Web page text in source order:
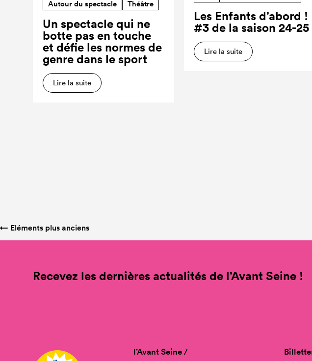
Autour du spectacle Théâtre
Un spectacle qui ne
botte pas en touche
et défie les normes de
genre dans le sport
Lire la suite
Les Enfants d’abord !
#3 de la saison 24-25
Lire la suite
← Eléments plus anciens
Recevez les dernières actualités de l’Avant Seine !
l’Avant Seine /